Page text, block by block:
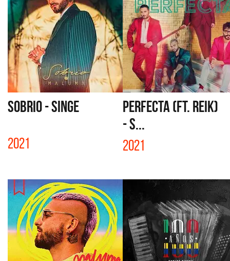
SOBRIO - SINGE
2021
PERFECTA (FT. REIK)
- S...
2021